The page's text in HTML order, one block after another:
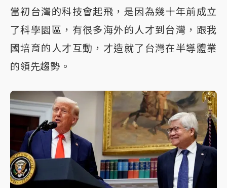
當初台灣的科技會起飛，是因為幾十年前成立
了科學園區，有很多海外的人才到台灣，跟我
國培育的人才互動，才造就了台灣在半導體業
的領先趨勢。